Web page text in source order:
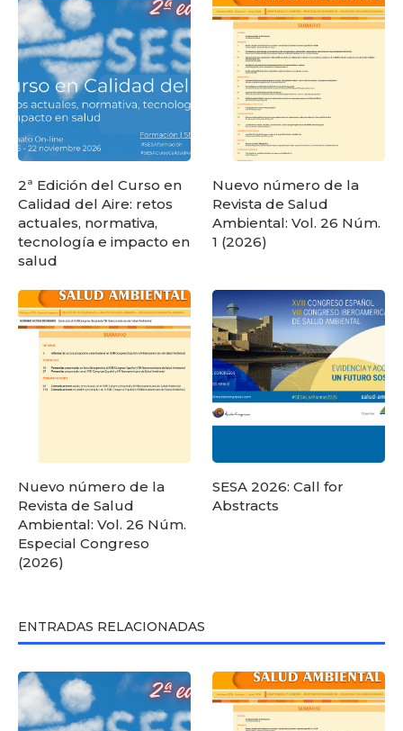
2ª Edición del Curso en
Calidad del Aire: retos
actuales, normativa,
tecnología e impacto en
salud
Nuevo número de la
Revista de Salud
Ambiental: Vol. 26 Núm.
1 (2026)
Nuevo número de la
Revista de Salud
Ambiental: Vol. 26 Núm.
Especial Congreso
(2026)
SESA 2026: Call for
Abstracts
ENTRADAS RELACIONADAS